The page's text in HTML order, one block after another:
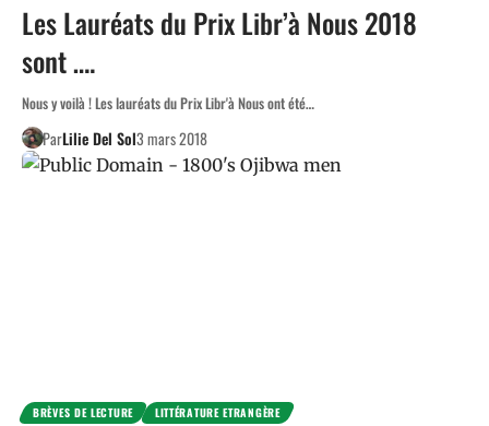
Les Lauréats du Prix Libr’à Nous 2018
sont ….
Nous y voilà ! Les lauréats du Prix Libr'à Nous ont été…
ParLilie Del Sol3 mars 2018
BRÈVES DE LECTURE LITTÉRATURE ETRANGÈRE